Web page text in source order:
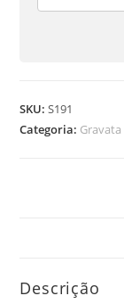
SKU:S191
Categoria: Gravata
Descrição